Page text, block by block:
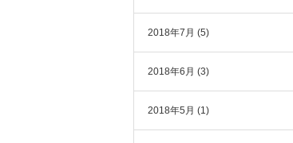
2018年7月 (5)
2018年6月 (3)
2018年5月 (1)